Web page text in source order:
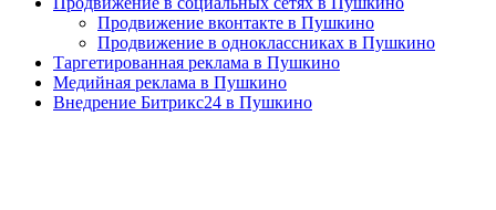
Продвижение вконтакте в Пушкино
Продвижение в одноклассниках в Пушкино
Таргетированная реклама в Пушкино
Медийная реклама в Пушкино
Внедрение Битрикс24 в Пушкино